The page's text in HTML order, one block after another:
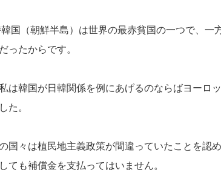
国（朝鮮半島）は世界の最赤貧国の一つで、一
ったからです。
は韓国が日韓関係を例にあげるのならばヨーロ
た。
国々は植民地主義政策が間違っていたことを認
ても補償金を支払ってはいません。